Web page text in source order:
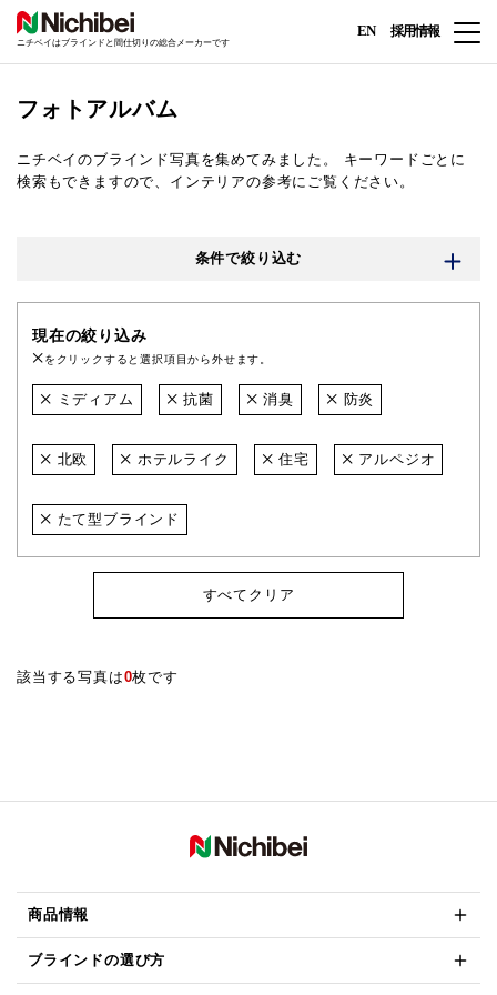
ニチベイはブラインドと間仕切りの総合メーカーです
EN 採用情報
フォトアルバム
ニチベイのブラインド写真を集めてみました。
キーワードごとに
検索もできますので、インテリアの参考にご覧ください。
条件で絞り込む
現在の絞り込み
をクリックすると選択項目から外せます。
ミディアム 抗菌 消臭 防炎
北欧 ホテルライク 住宅 アルペジオ
たて型ブラインド
すべてクリア
該当する写真は0枚です
商品情報
ブラインドの選び方